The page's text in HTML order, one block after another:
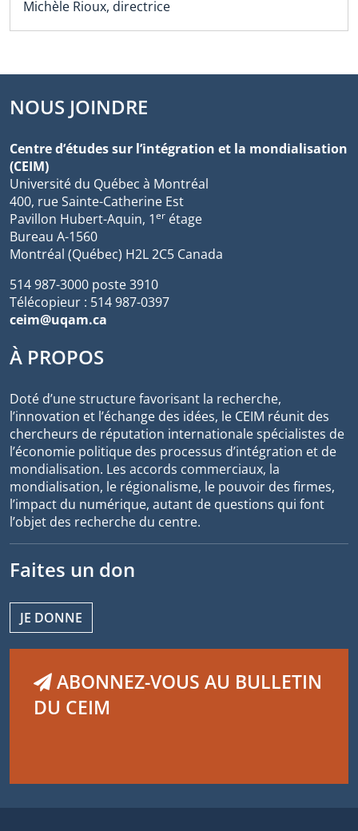
Michèle Rioux, directrice
NOUS JOINDRE
Centre d’études sur l’intégration et la mondialisation
(CEIM)
Université du Québec à Montréal
400, rue Sainte-Catherine Est
Pavillon Hubert-Aquin, 1er étage
Bureau A-1560
Montréal (Québec) H2L 2C5 Canada
514 987-3000 poste 3910
Télécopieur : 514 987-0397
ceim@uqam.ca
À PROPOS
Doté d’une structure favorisant la recherche,
l’innovation et l’échange des idées, le CEIM réunit des
chercheurs de réputation internationale spécialistes de
l’économie politique des processus d’intégration et de
mondialisation. Les accords commerciaux, la
mondialisation, le régionalisme, le pouvoir des firmes,
l’impact du numérique, autant de questions qui font
l’objet des recherche du centre.
Faites un don
JE DONNE
ABONNEZ-VOUS AU BULLETIN
DU CEIM